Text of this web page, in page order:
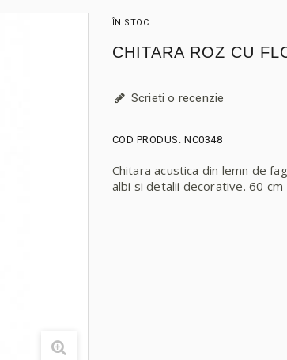
ÎN STOC
CHITARA ROZ CU
Scrieti o recenzie
COD PRODUS: NC0348
Chitara acustica din lemn de
albi si detalii decorative. 60 cm